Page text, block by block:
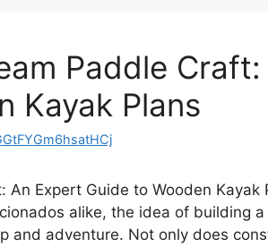
Paddle
Kayak Plans
An Expert Guide to Wooden Kayak
alike, the idea of building
and adventure. Not only does